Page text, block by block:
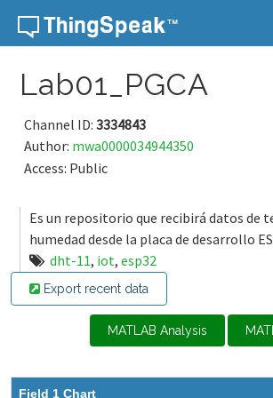
Skip to content
Lab01_PGCA
Channel ID: 3334843
Author: mwa0000034944350
Access: Public
Es un repositorio que recibirá datos de
humedad desde la placa de desarrollo
dht-11, iot, esp32
Export recent data
MATLAB Analysis
Field 1 Chart